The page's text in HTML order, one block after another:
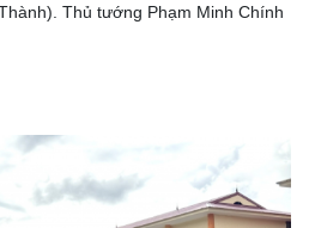
Thủ tướng Phạm Minh Chính